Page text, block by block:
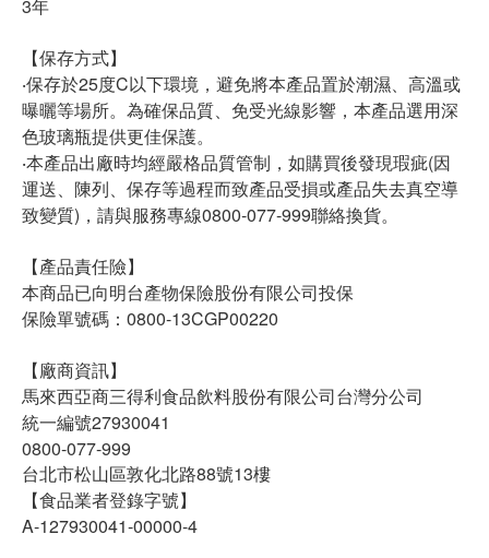
3年
【保存方式】
‧保存於25度C以下環境，避免將本產品置於潮濕、高溫或
曝曬等場所。為確保品質、免受光線影響，本產品選用深
色玻璃瓶提供更佳保護。
‧本產品出廠時均經嚴格品質管制，如購買後發現瑕疵(因
運送、陳列、保存等過程而致產品受損或產品失去真空導
致變質)，請與服務專線0800-077-999聯絡換貨。
【產品責任險】
本商品已向明台產物保險股份有限公司投保
保險單號碼：0800-13CGP00220
【廠商資訊】
馬來西亞商三得利食品飲料股份有限公司台灣分公司
統一編號27930041
0800-077-999
台北市松山區敦化北路88號13樓
【食品業者登錄字號】
A-127930041-00000-4